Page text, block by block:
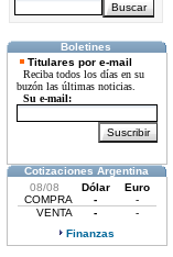
Boletines
Titulares por e-mail
Reciba todos los días en su
buzón las últimas noticias.
Su e-mail:
Cotizaciones Argentina
08/08
Dólar
Euro
COMPRA
-
-
VENTA
-
-
Finanzas